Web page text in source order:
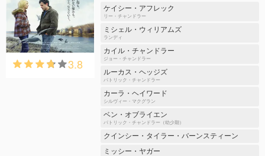
3.8
ケイシー・アフレック
リー・チャンドラー
ミシェル・ウィリアムズ
ランディ
カイル・チャンドラー
ジョー・チャンドラー
ルーカス・ヘッジズ
パトリック・チャンドラー
カーラ・ヘイワード
シルヴィー・マクグラン
ベン・オブライエン
パトリック・チャンドラー（幼少期）
クインシー・タイラー・バーンスティーン
ミッシー・ヤガー